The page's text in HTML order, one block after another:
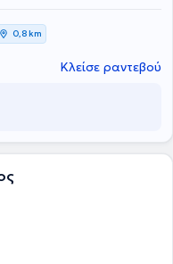
0,8 km
Κλείσε ραντεβού